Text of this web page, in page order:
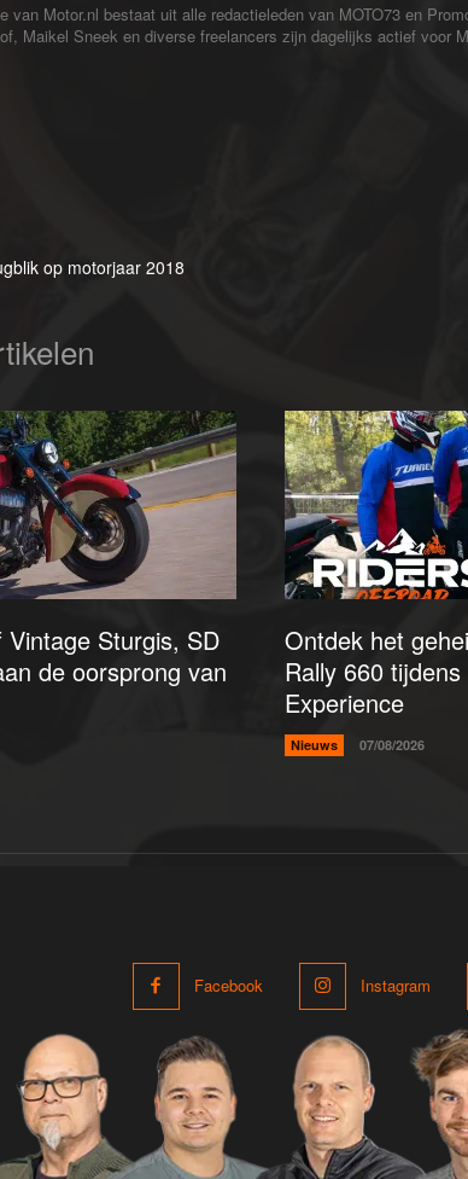
van Motor.nl bestaat uit alle redactieleden van MOTO73 en
Maikel Sneek en diverse freelancers zijn dagelijks actief voor
op motorjaar 2018
Sturgis, SD
de oorsprong van
Ontdek het
Rally 660
Experience
Nieuws 07/08/2026
Facebook Instagram